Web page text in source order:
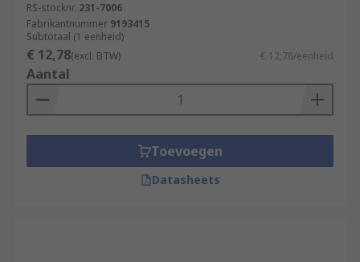
RS-stocknr. 231-7006
Fabrikantnummer 9193415
Subtotaal (1 eenheid)
€ 12,78(excl. BTW) € 12,78/eenheid
Aantal
Toevoegen
Datasheets